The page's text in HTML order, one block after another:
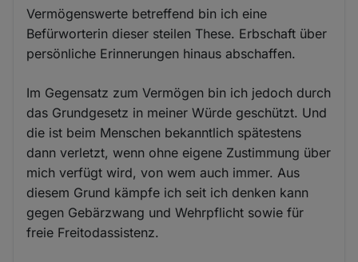
Vermögenswerte betreffend bin ich eine
Befürworterin dieser steilen These. Erbschaft über
persönliche Erinnerungen hinaus abschaffen.
Im Gegensatz zum Vermögen bin ich jedoch durch
das Grundgesetz in meiner Würde geschützt. Und
die ist beim Menschen bekanntlich spätestens
dann verletzt, wenn ohne eigene Zustimmung über
mich verfügt wird, von wem auch immer. Aus
diesem Grund kämpfe ich seit ich denken kann
gegen Gebärzwang und Wehrpflicht sowie für
freie Freitodassistenz.